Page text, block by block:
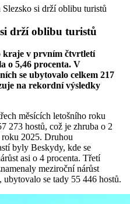
Slezsko si drží oblibu turistů
drží oblibu turistů
kraje v prvním čtvrtletí
o 5,46 procenta. V
se ubytovalo celkem 217
na rekordní výsledky
měsících letošního roku
273 hostů, což je zhruba o 2
roku 2025. Druhou
byly Beskydy, kde se
asi o 4 procenta. Třetí
meziroční nárůst
ubytovalo se tady 55 446 hostů.